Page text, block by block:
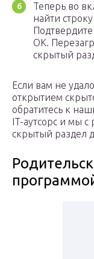
Теперь во
найти
ОК.
скрытый
Если вам не
открытием
обратитесь к
IT-аутсорс и мы
скрытый раздел